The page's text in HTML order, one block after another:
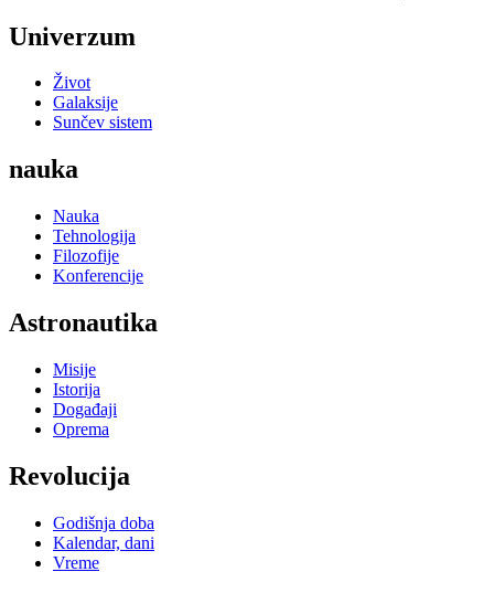
Univerzum
Život
Galaksije
Sunčev sistem
nauka
Nauka
Tehnologija
Filozofije
Konferencije
Astronautika
Misije
Istorija
Događaji
Oprema
Revolucija
Godišnja doba
Kalendar, dani
Vreme